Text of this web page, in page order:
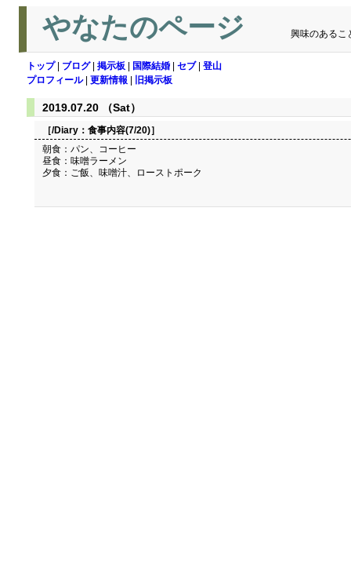
やなたのページ 興味のあるこ
トップ| ブログ| 掲示板 国際結婚 セブ| 登山
プロフィール| 更新情報 旧掲示板
2019.07.20 （Sat）
［/Diary： 食事内容(7/20)］
朝食：パン、コーヒー
昼食：味噌ラーメン
夕食：ご飯、味噌汁、ローストポーク